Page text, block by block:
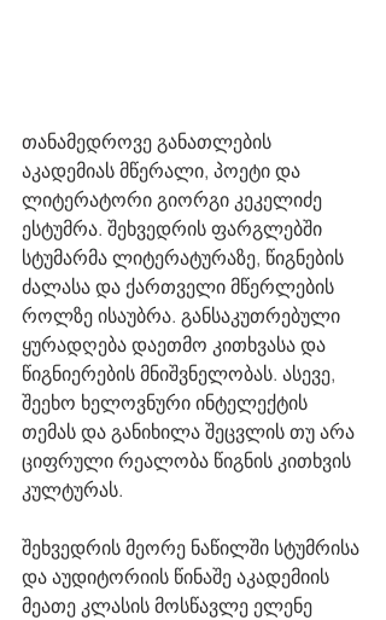
თანამედროვე განათლების
აკადემიას მწერალი, პოეტი და
ლიტერატორი გიორგი კეკელიძე
ესტუმრა. შეხვედრის ფარგლებში
სტუმარმა ლიტერატურაზე, წიგნების
ძალასა და ქართველი მწერლების
როლზე ისაუბრა. განსაკუთრებული
ყურადღება დაეთმო კითხვასა და
წიგნიერების მნიშვნელობას. ასევე,
შეეხო ხელოვნური ინტელექტის
თემას და განიხილა შეცვლის თუ არა
ციფრული რეალობა წიგნის კითხვის
კულტურას.
შეხვედრის მეორე ნაწილში სტუმრისა
და აუდიტორიის წინაშე აკადემიის
მეათე კლასის მოსწავლე ელენე